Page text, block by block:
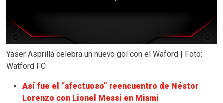
Yaser Asprilla celebra un nuevo gol con el Waford | Foto:
Watford FC
Así fue el “afectuoso” reencuentro de Néstor
Lorenzo con Lionel Messi en Miami